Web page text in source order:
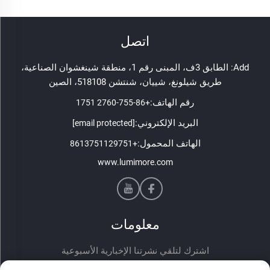
اتصل
Add: الطابق 3ف، المبنى رقم 1، منطقة شينغشوان الصناعية،
طريق شيلونغ، شييان، شنتشن 518108، الصين
رقم الهاتف:+86-755-2760 1751
البريد الإلكتروني:[email protected]
الهاتف المحمول:+8613751129751
www.lumimore.com
معلومات
اشترك لتلقي نشرتنا الإخبارية الأسبوعية